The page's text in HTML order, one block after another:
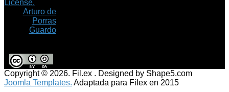
License.
Arturo de
Porras
Guardo
Copyright © 2026. Fil.ex . Designed by Shape5.com
Joomla Templates. Adaptada para Filex en 2015